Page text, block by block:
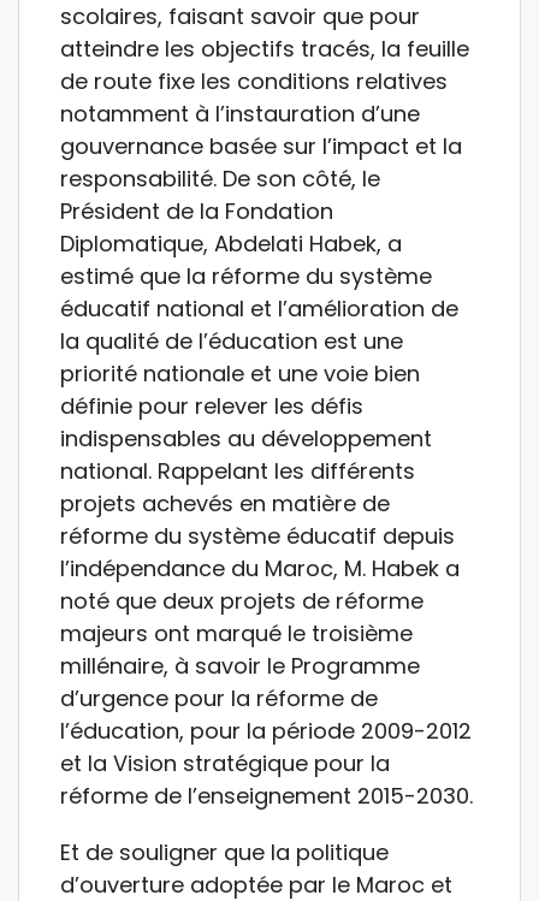
scolaires, faisant savoir que pour
atteindre les objectifs tracés, la feuille
de route fixe les conditions relatives
notamment à l’instauration d’une
gouvernance basée sur l’impact et la
responsabilité. De son côté, le
Président de la Fondation
Diplomatique, Abdelati Habek, a
estimé que la réforme du système
éducatif national et l’amélioration de
la qualité de l’éducation est une
priorité nationale et une voie bien
définie pour relever les défis
indispensables au développement
national. Rappelant les différents
projets achevés en matière de
réforme du système éducatif depuis
l’indépendance du Maroc, M. Habek a
noté que deux projets de réforme
majeurs ont marqué le troisième
millénaire, à savoir le Programme
d’urgence pour la réforme de
l’éducation, pour la période 2009-2012
et la Vision stratégique pour la
réforme de l’enseignement 2015-2030.
Et de souligner que la politique
d’ouverture adoptée par le Maroc et